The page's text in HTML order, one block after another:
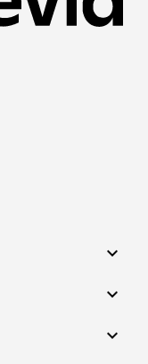
expand_more
expand_more
expand_more